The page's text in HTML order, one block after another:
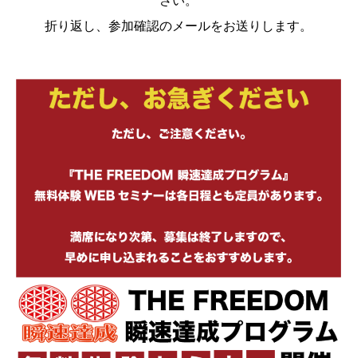
折り返し、参加確認のメールをお送りします。